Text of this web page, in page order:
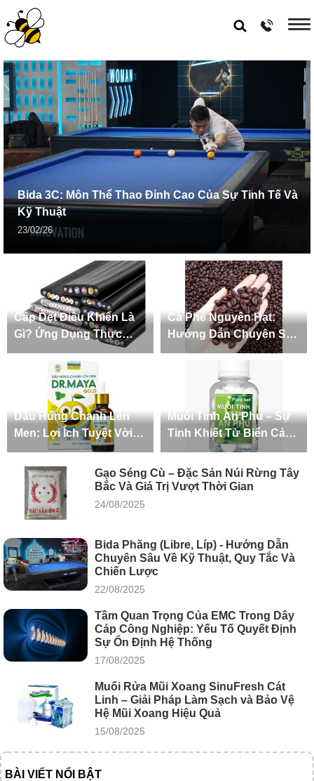
Bida 3C: Môn Thể Thao Đỉnh Cao Của Sự Tinh Tế Và
Kỹ Thuật
23/02/26
Cáp Dẹt Điều Khiển Là
Gì? Ứng Dụng Thực
Tiễn Trong Công Nghiệp
Cà Phê Nguyên Hạt:
Hướng Dẫn Chuyên Sâu
Từ Khái Niệm, Phân Loại
Bảo Quản Chuẩn
Dầu Húng Chanh Lên
Men: Lợi Ích Tuyệt Vời
Cho Sức Khỏe và Sắc
Đẹp
Muối Tinh An Phú – Sự
Tinh Khiết Từ Biển Cả
Đến Gian Bếp Việt
Gạo Séng Cù – Đặc Sản Núi Rừng Tây
Bắc Và Giá Trị Vượt Thời Gian
24/08/2025
Bida Phăng (Libre, Líp) - Hướng Dẫn
Chuyên Sâu Về Kỹ Thuật, Quy Tắc Và
Chiến Lược
22/08/2025
Tầm Quan Trọng Của EMC Trong Dây
Cáp Công Nghiệp: Yếu Tố Quyết Định
Sự Ổn Định Hệ Thống
17/08/2025
Muối Rửa Mũi Xoang SinuFresh Cát
Linh – Giải Pháp Làm Sạch và Bảo Vệ
Hệ Mũi Xoang Hiệu Quả
15/08/2025
BÀI VIẾT NỔI BẬT